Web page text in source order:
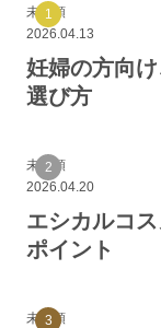
未分類
2026.04.13
妊婦の方向
選び方
未分類
2026.04.20
エシカルコ
ポイント
未分類